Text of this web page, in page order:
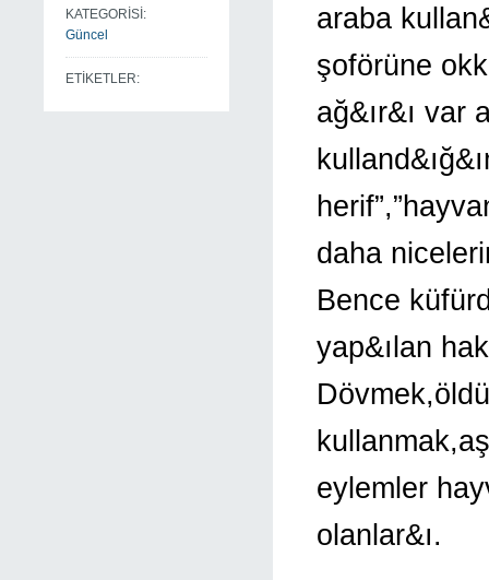
KATEGORİSİ:
Güncel
ETİKETLER:
araba
şoförüne
ağ&ır&ı var
daha
Bence
yap&ılan
eylemler
olanlar&ı.